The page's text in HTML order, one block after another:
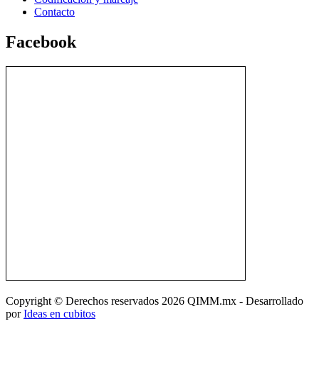
Contacto
Facebook
Copyright © Derechos reservados 2026 QIMM.mx - Desarrollado
porIdeas en cubitos